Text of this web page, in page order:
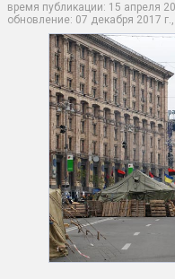
время публикации: 15 апреля
обновление: 07 декабря 2017